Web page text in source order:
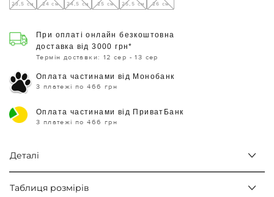
23,5 см 24 см 24,5 см 25 см 25,5 см 26 см
При оплаті онлайн безкоштовна
доставка від 3000 грн*
Термін доставки: 12 сер - 13 сер
Оплата частинами від Монобанк
3 платежі по 466 грн
Оплата частинами від ПриватБанк
3 платежі по 466 грн
Деталі
Таблиця розмірів